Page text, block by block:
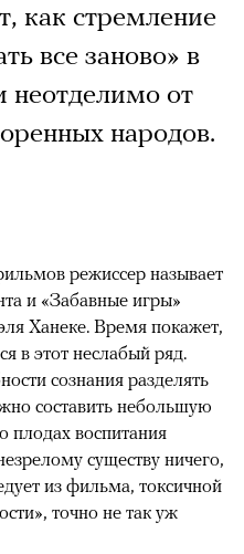
как стремление
все заново» в
неотделимо от
народов.
режиссер называет
и «Забавные игры»
Ханеке. Время покажет,
в этот неслабый ряд.
сознания разделять
составить небольшую
плодах воспитания
существу ничего,
из фильма, токсичной
точно не так уж